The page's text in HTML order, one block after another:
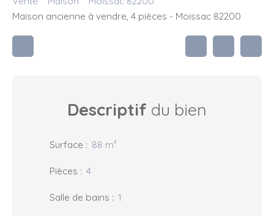
Maison ancienne à vendre, 4 pièces - Moissac 82200
Descriptif du bien
Surface : 88 m²
Pièces : 4
Salle de bains : 1